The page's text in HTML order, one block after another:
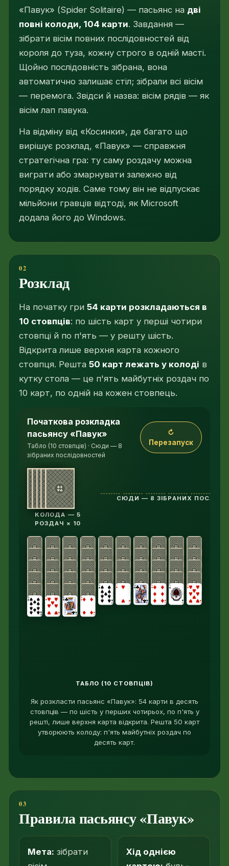
«Павук» (Spider Solitaire) — пасьянс на дві
повні колоди, 104 карти. Завдання —
зібрати вісім повних послідовностей від
короля до туза, кожну строго в одній масті.
Щойно послідовність зібрана, вона
автоматично залишає стіл; зібрали всі вісім
— перемога. Звідси й назва: вісім рядів — як
вісім лап павука.
На відміну від «Косинки», де багато що
вирішує розклад, «Павук» — справжня
стратегічна гра: ту саму роздачу можна
виграти або змарнувати залежно від
порядку ходів. Саме тому він не відпускає
мільйони гравців відтоді, як Microsoft
додала його до Windows.
Розклад
На початку гри 54 карти розкладаються в
10 стовпців: по шість карт у перші чотири
стовпці й по п'ять — у решту шість.
Відкрита лише верхня карта кожного
стовпця. Решта 50 карт лежать у колоді в
кутку стола — це п'ять майбутніх роздач по
10 карт, по одній на кожен стовпець.
Десять стовпців табло: у перших чотирьох
Початкова розкладка
пасьянсу «Павук»
Табло (10 стовпців) · Сюди — 8
зібраних послідовностей
↻
Перезапуск
КОЛОДА — 5
РОЗДАЧ × 10
СЮДИ — 8 ЗІБРАНИХ
ТАБЛО (10 СТОВПЦІВ)
Як розкласти пасьянс «Павук»: 54 карти в десять
стовпців — по шість у перших чотирьох, по п'ять у
решті, лише верхня карта відкрита. Решта 50 карт
утворюють колоду: п'ять майбутніх роздач по
десять карт.
Правила пасьянсу «Павук»
Мета: зібрати
Хід однією